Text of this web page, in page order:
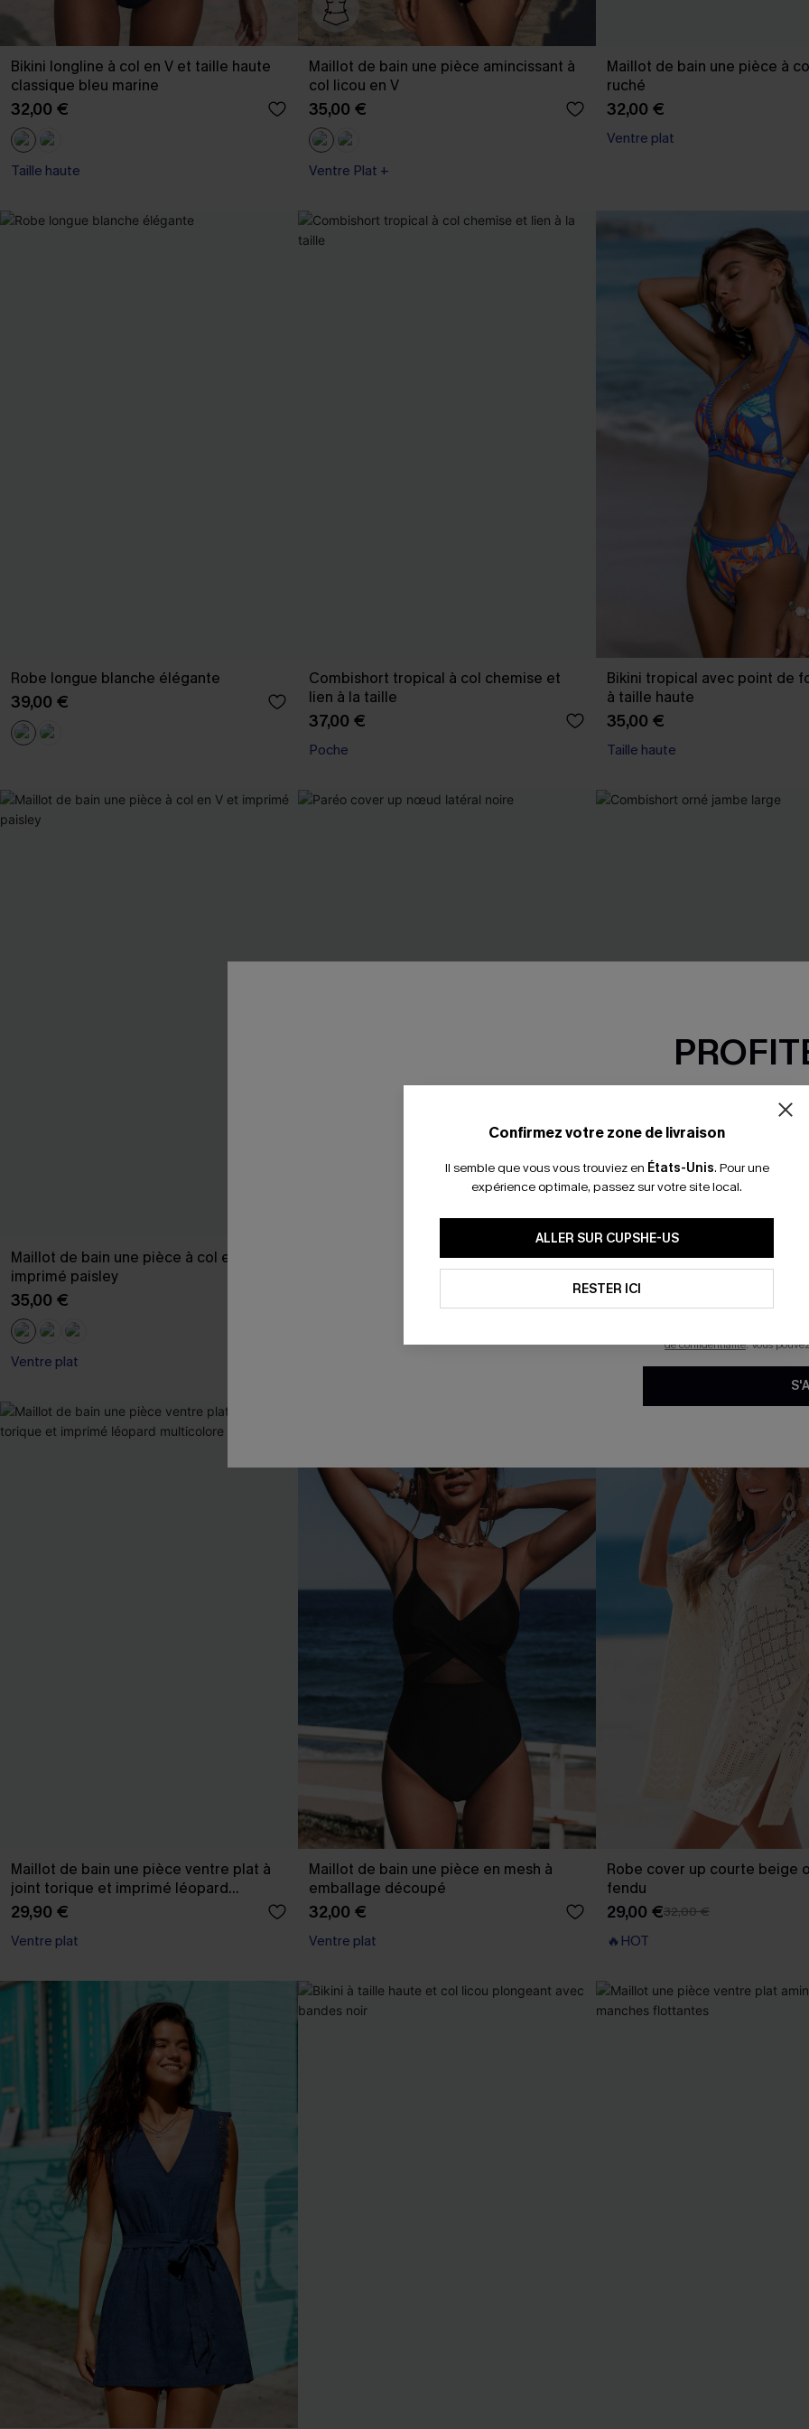
Bikini longline à col en V et taille haute
classique bleu marine
32,00 €
Taille haute
Maillot de bain une pièce amincissant à
col licou en V
35,00 €
Ventre Plat +
Maillot de bain une pièce à
ruché
32,00 €
Ventre plat
Robe longue blanche élégante
39,00 €
Combishort tropical à col chemise et
lien à la taille
37,00 €
Poche
Bikini tropical avec point de
à taille haute
35,00 €
Taille haute
Maillot de bain une pièce à col en V et
imprimé paisley
35,00 €
Ventre plat
Paréo cover up nœud latéral noire Combishort orné jambe large
28,00 €
Maillot de bain une pièce ventre plat à
joint torique et imprimé léopard
multicolore
29,90 €
Ventre plat
Maillot de bain une pièce en mesh à
emballage découpé
32,00 €
Ventre plat
Robe cover up courte beige
fendu
29,00 €32,00 €
🔥HOT
Confirmez votre zone de livraison
Il semble que vous vous trouviez en États-Unis. Pour une
expérience optimale, passez sur votre site local.
ALLER SUR CUPSHE-US
RESTER ICI
-15% dès 2
*Un code par
En soumettant votre adresse
mails marketing (y compris
reconnaissez avoir pris
pouvons utiliser les données
technologies de suivi, telles
savoir si ceux-ci ont été
personnaliser nos contenus
produits susceptibles de
de confidentialité. Vous